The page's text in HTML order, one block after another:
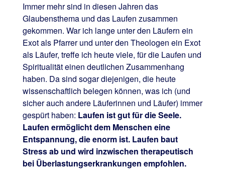
Immer mehr sind in diesen Jahren das
Glaubensthema und das Laufen zusammen
gekommen. War ich lange unter den Läufern ein
Exot als Pfarrer und unter den Theologen ein Exot
als Läufer, treffe ich heute viele, für die Laufen und
Spiritualität einen deutlichen Zusammenhang
haben. Da sind sogar diejenigen, die heute
wissenschaftlich belegen können, was ich (und
sicher auch andere Läuferinnen und Läufer) immer
gespürt haben: Laufen ist gut für die Seele.
Laufen ermöglicht dem Menschen eine
Entspannung, die enorm ist. Laufen baut
Stress ab und wird inzwischen therapeutisch
bei Überlastungserkrankungen empfohlen.